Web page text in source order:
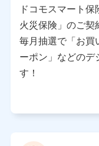
を受けている保
情報を提供する
ため、またそれ
ドコモおよび提
（各サービスで
トの閲覧履歴、
ータを分析して
上記に係る案内
ドコモスマート
火災保険」のご契
毎月抽選で「お買
ーポン」などのデ
す！